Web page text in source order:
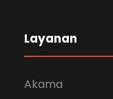
Layanan
Akama